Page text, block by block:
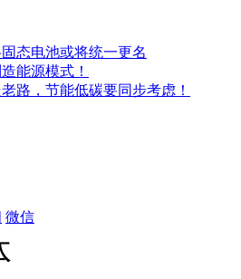
态电池或将统一更名
能源模式！
路，节能低碳要同步考虑！
微信